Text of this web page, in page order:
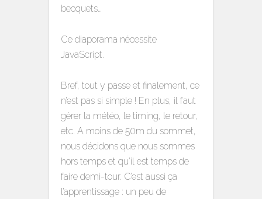
becquets…
Ce diaporama nécessite
JavaScript.
Bref, tout y passe et finalement, ce
n’est pas si simple ! En plus, il faut
gérer la météo, le timing, le retour,
etc. A moins de 50m du sommet,
nous décidons que nous sommes
hors temps et qu’il est temps de
faire demi-tour. C’est aussi ça
l’apprentissage : un peu de